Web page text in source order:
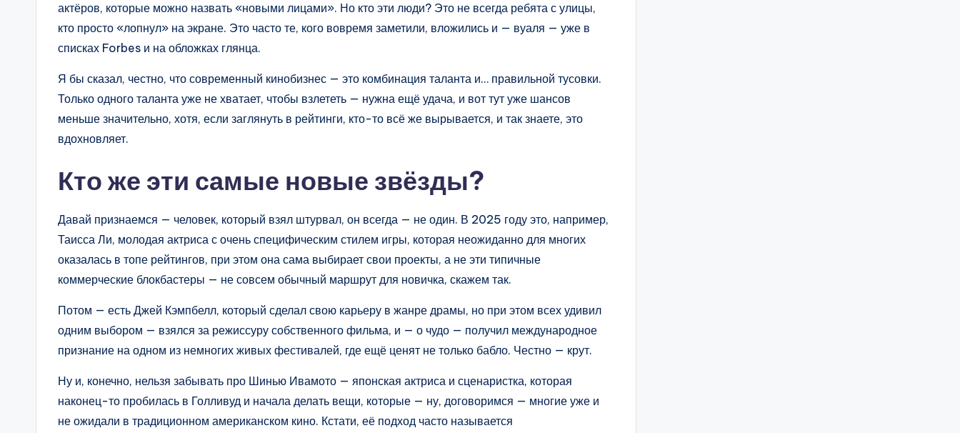
актёров, которые можно назвать «новыми лицами». Но кто эти люди? Это не всегда ребята с улицы,
кто просто «лопнул» на экране. Это часто те, кого вовремя заметили, вложились и — вуаля — уже в
списках Forbes и на обложках глянца.
Я бы сказал, честно, что современный кинобизнес — это комбинация таланта и… правильной тусовки.
Только одного таланта уже не хватает, чтобы взлететь — нужна ещё удача, и вот тут уже шансов
меньше значительно, хотя, если заглянуть в рейтинги, кто-то всё же вырывается, и так знаете, это
вдохновляет.
Кто же эти самые новые звёзды?
Давай признаемся — человек, который взял штурвал, он всегда — не один. В 2025 году это, например,
Таисса Ли, молодая актриса с очень специфическим стилем игры, которая неожиданно для многих
оказалась в топе рейтингов, при этом она сама выбирает свои проекты, а не эти типичные
коммерческие блокбастеры — не совсем обычный маршрут для новичка, скажем так.
Потом — есть Джей Кэмпбелл, который сделал свою карьеру в жанре драмы, но при этом всех удивил
одним выбором — взялся за режиссуру собственного фильма, и — о чудо — получил международное
признание на одном из немногих живых фестивалей, где ещё ценят не только бабло. Честно — крут.
Ну и, конечно, нельзя забывать про Шинью Ивамото — японская актриса и сценаристка, которая
наконец-то пробилась в Голливуд и начала делать вещи, которые — ну, договоримся — многие уже и
не ожидали в традиционном американском кино. Кстати, её подход часто называется